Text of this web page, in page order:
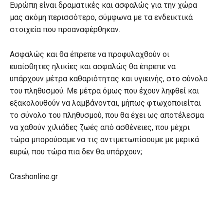
Ευρώπη είναι δραματικές και ασφαλώς για την χώρα
μας ακόμη περισσότερο, σύμφωνα με τα ενδεικτικά
στοιχεία που προαναφέρθηκαν.
Ασφαλώς και θα έπρεπε να προφυλαχθούν οι
ευαίσθητες ηλικίες και ασφαλώς θα έπρεπε να
υπάρχουν μέτρα καθαριότητας και υγιεινής, στο σύνολο
του πληθυσμού. Με μέτρα όμως που έχουν ληφθεί και
εξακολουθούν να λαμβάνονται, μήπως φτωχοποιείται
το σύνολο του πληθυσμού, που θα έχει ως αποτέλεσμα
να χαθούν χιλιάδες ζωές από ασθένειες, που μέχρι
τώρα μπορούσαμε να τις αντιμετωπίσουμε με μερικά
ευρώ, που τώρα πια δεν θα υπάρχουν;
Crashonline.gr